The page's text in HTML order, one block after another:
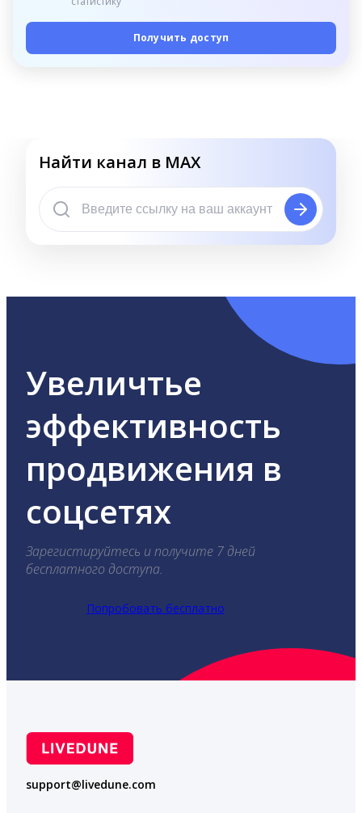
Получить доступ
Найти канал в MAX
Увеличтье
эффективность
продвижения в
соцсетях
Зарегистируйтесь и получите 7 дней
бесплатного доступа.
Попробовать бесплатно
support@livedune.com